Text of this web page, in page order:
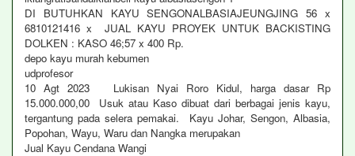
DI BUTUHKAN KAYU SENGONALBASIAJEUNGJING 56 x
6810121416 x JUAL KAYU PROYEK UNTUK BACKISTING
DOLKEN : KASO 46;57 x 400 Rp.
depo kayu murah kebumen
udprofesor
10 Agt 2023 Lukisan Nyai Roro Kidul, harga dasar Rp
15.000.000,00 Usuk atau Kaso dibuat dari berbagai jenis kayu,
tergantung pada selera pemakai. Kayu Johar, Sengon, Albasia,
Popohan, Wayu, Waru dan Nangka merupakan
Jual Kayu Cendana Wangi